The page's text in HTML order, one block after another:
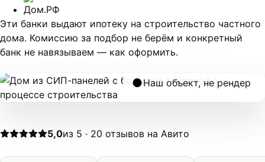
Эти банки выдают ипотеку на строительство частного
дома. Комиссию за подбор не берём и конкретный
банк не навязываем — как оформить.
Наш объект, не рендер
5,0из 5 · 20 отзывов на Авито